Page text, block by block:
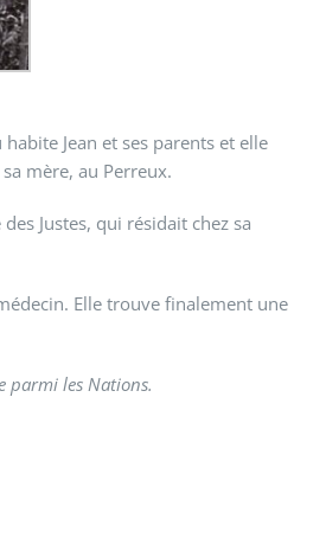
Jean et ses parents et elle
mère, au Perreux.
Justes, qui résidait chez sa
Elle trouve finalement une
parmi les Nations.